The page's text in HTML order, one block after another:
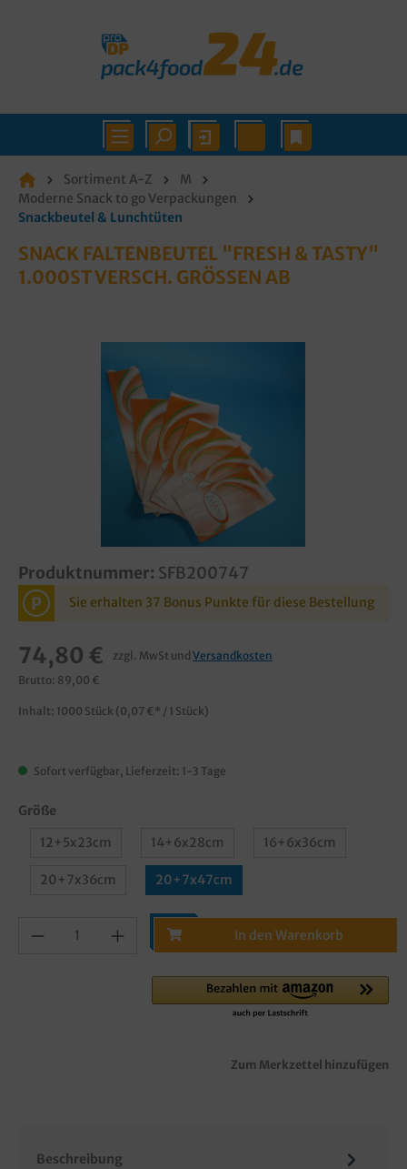
Sortiment A-Z
M
Moderne Snack to go Verpackungen
Snackbeutel & Lunchtüten
SNACK FALTENBEUTEL "FRESH & TASTY"
1.000ST VERSCH. GRÖSSEN AB
Produktnummer: SFB200747
P Sie erhalten 37 Bonus Punkte für diese Bestellung
74,80 € zzgl. MwSt und Versandkosten
Brutto: 89,00 €
Inhalt: 1000 Stück (0,07 €* / 1 Stück)
Sofort verfügbar, Lieferzeit: 1-3 Tage
Größe
12+5x23cm
14+6x28cm 16+6x36cm
20+7x36cm 20+7x47cm
In den Warenkorb
Zum Merkzettel hinzufügen
Beschreibung